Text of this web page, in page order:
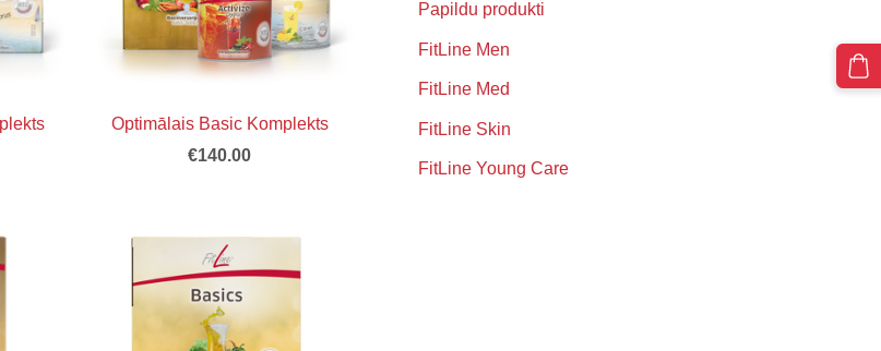
Papildu produkti
FitLine Men
FitLine Med
FitLine Skin
FitLine Young Care
Optimālais Basic Komplekts
€140.00